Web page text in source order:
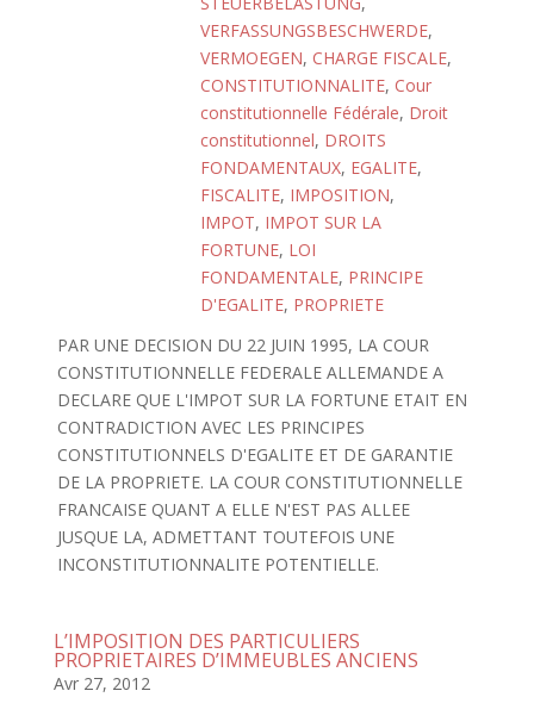
VERFASSUNGSBESCHWERDE,
VERMOEGEN, CHARGE FISCALE,
CONSTITUTIONNALITE, Cour
constitutionnelle Fédérale, Droit
constitutionnel, DROITS
FONDAMENTAUX, EGALITE,
FISCALITE, IMPOSITION,
IMPOT, IMPOT SUR LA
FORTUNE, LOI
FONDAMENTALE, PRINCIPE
D'EGALITE, PROPRIETE
PAR UNE DECISION DU 22 JUIN 1995, LA COUR
CONSTITUTIONNELLE FEDERALE ALLEMANDE A
DECLARE QUE L'IMPOT SUR LA FORTUNE ETAIT EN
CONTRADICTION AVEC LES PRINCIPES
CONSTITUTIONNELS D'EGALITE ET DE GARANTIE
DE LA PROPRIETE. LA COUR CONSTITUTIONNELLE
FRANCAISE QUANT A ELLE N'EST PAS ALLEE
JUSQUE LA, ADMETTANT TOUTEFOIS UNE
INCONSTITUTIONNALITE POTENTIELLE.
L’IMPOSITION DES PARTICULIERS
PROPRIETAIRES D’IMMEUBLES ANCIENS
Avr 27, 2012